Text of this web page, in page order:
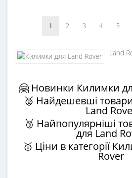
1 2 3 4 5
Land
🤗 Новинки Килимки
🥈 Найдешевші
Land
🥉 Найпопулярніші
для Land
🥇 Ціни в категорії
Rover